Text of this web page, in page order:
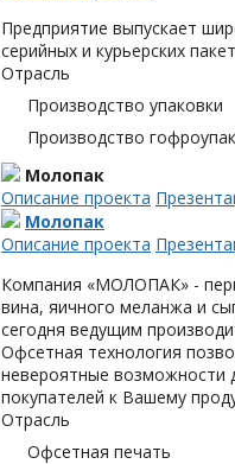
Предприятие выпускает
серийных и курьерских
Отрасль
Производство упаковки
Производство
Молопак
Описание проекта
Молопак
Описание проекта
Компания «МОЛОПАК» -
вина, яичного меланжа и
сегодня ведущим
Офсетная технология
невероятные возможности
покупателей к Вашему
Отрасль
Офсетная печать